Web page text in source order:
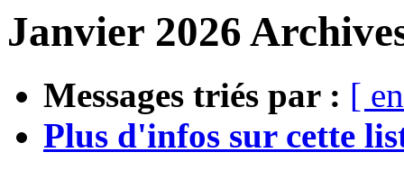
Janvier 2026
Messages triés par : [
Plus d'infos sur cette